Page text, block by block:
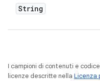
String
I campioni di contenuti e
licenze descritte nella Licenza